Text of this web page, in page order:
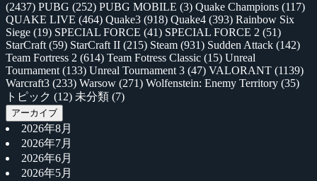
(2437) PUBG (252) PUBG MOBILE (3) Quake Champions (117)
QUAKE LIVE (464) Quake3 (918) Quake4 (393) Rainbow Six
Siege (19) SPECIAL FORCE (41) SPECIAL FORCE 2 (51)
StarCraft (59) StarCraft II (215) Steam (931) Sudden Attack (142)
Team Fortress 2 (614) Team Fotress Classic (15) Unreal
Tournament (133) Unreal Tournament 3 (47) VALORANT (1139)
Warcraft3 (233) Warsow (271) Wolfenstein: Enemy Territory (35)
トピック (12) 未分類 (7)
アーカイブ
2026年8月
2026年7月
2026年6月
2026年5月